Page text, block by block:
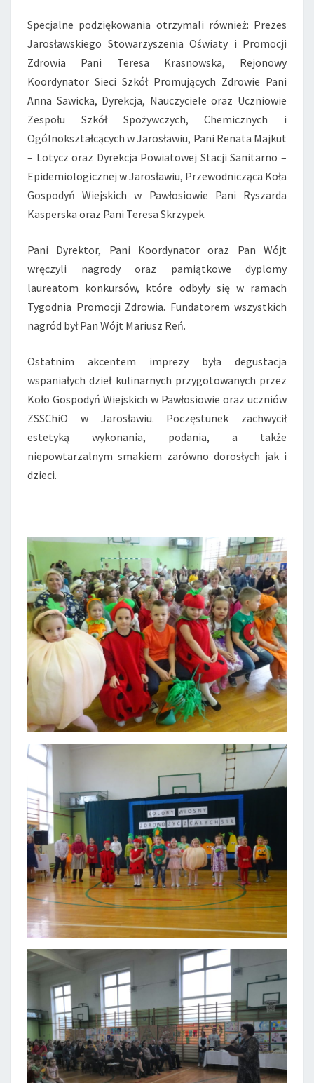
Specjalne podziękowania otrzymali również: Prezes
Jarosławskiego Stowarzyszenia Oświaty i Promocji
Zdrowia Pani Teresa Krasnowska, Rejonowy
Koordynator Sieci Szkół Promujących Zdrowie Pani
Anna Sawicka, Dyrekcja, Nauczyciele oraz Uczniowie
Zespołu Szkół Spożywczych, Chemicznych i
Ogólnokształcących w Jarosławiu, Pani Renata Majkut
– Lotycz oraz Dyrekcja Powiatowej Stacji Sanitarno –
Epidemiologicznej w Jarosławiu, Przewodnicząca Koła
Gospodyń Wiejskich w Pawłosiowie Pani Ryszarda
Kasperska oraz Pani Teresa Skrzypek.
Pani Dyrektor, Pani Koordynator oraz Pan Wójt
wręczyli nagrody oraz pamiątkowe dyplomy
laureatom konkursów, które odbyły się w ramach
Tygodnia Promocji Zdrowia. Fundatorem wszystkich
nagród był Pan Wójt Mariusz Reń.
Ostatnim akcentem imprezy była degustacja
wspaniałych dzieł kulinarnych przygotowanych przez
Koło Gospodyń Wiejskich w Pawłosiowie oraz uczniów
ZSSChiO w Jarosławiu. Poczęstunek zachwycił
estetyką wykonania, podania, a także
niepowtarzalnym smakiem zarówno dorosłych jak i
dzieci.